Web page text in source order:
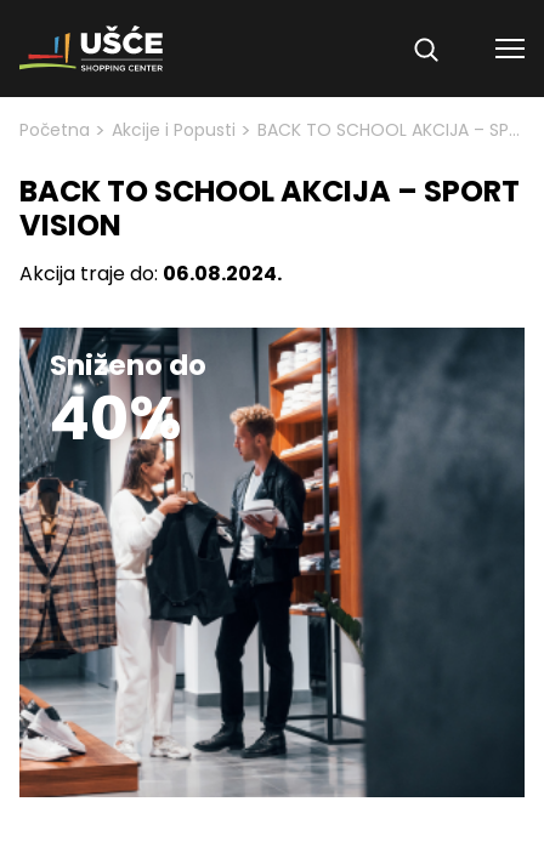
Skip to content
Početna > Akcije i Popusti > BACK TO SCHOOL AKCIJA – SPORT VISION
BACK TO SCHOOL AKCIJA – SPORT
VISION
Akcija traje do: 06.08.2024.
Sniženo do
40%